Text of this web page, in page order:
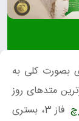
بصورت کلی به
متدهای روز
فاز 3، بستری